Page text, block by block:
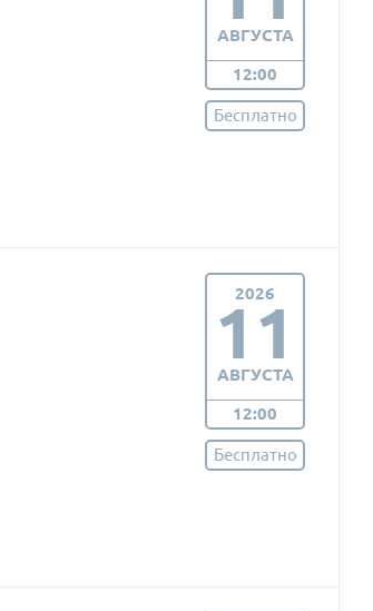
АВГУСТА
12:00
Бесплатно
2026
11
АВГУСТА
12:00
Бесплатно